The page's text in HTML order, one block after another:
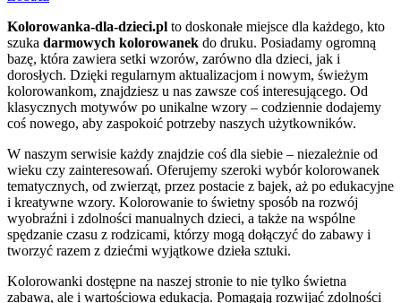
Kolorowanka-dla-dzieci.pl to doskonałe miejsce dla każdego, kto
szuka darmowych kolorowanek do druku. Posiadamy ogromną
bazę, która zawiera setki wzorów, zarówno dla dzieci, jak i
dorosłych. Dzięki regularnym aktualizacjom i nowym, świeżym
kolorowankom, znajdziesz u nas zawsze coś interesującego. Od
klasycznych motywów po unikalne wzory – codziennie dodajemy
coś nowego, aby zaspokoić potrzeby naszych użytkowników.
W naszym serwisie każdy znajdzie coś dla siebie – niezależnie od
wieku czy zainteresowań. Oferujemy szeroki wybór kolorowanek
tematycznych, od zwierząt, przez postacie z bajek, aż po edukacyjne
i kreatywne wzory. Kolorowanie to świetny sposób na rozwój
wyobraźni i zdolności manualnych dzieci, a także na wspólne
spędzanie czasu z rodzicami, którzy mogą dołączyć do zabawy i
tworzyć razem z dziećmi wyjątkowe dzieła sztuki.
Kolorowanki dostępne na naszej stronie to nie tylko świetna
zabawa, ale i wartościowa edukacja. Pomagają rozwijać zdolności